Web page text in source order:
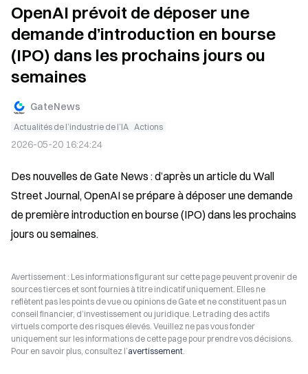
OpenAI prévoit de déposer une
demande d’introduction en bourse
(IPO) dans les prochains jours ou
semaines
GateNews
Actualités de l’industrie de l’IA Actions
2026-05-20 16:24:24
Des nouvelles de Gate News : d’après un article du Wall
Street Journal, OpenAI se prépare à déposer une demande
de première introduction en bourse (IPO) dans les prochains
jours ou semaines.
Avertissement : Les informations figurant sur cette page peuvent provenir de
sources tierces et sont fournies à titre indicatif uniquement. Elles ne
reflètent pas les points de vue ou opinions de Gate et ne constituent pas un
conseil financier, d’investissement ou juridique. Le trading des actifs
virtuels comporte des risques élevés. Veuillez ne pas vous fonder
uniquement sur les informations de cette page pour prendre vos décisions.
Pour en savoir plus, consultez l’avertissement.